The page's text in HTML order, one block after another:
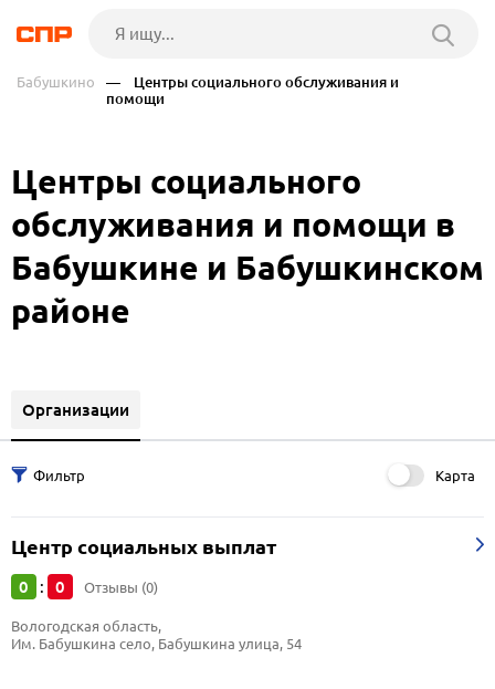
Бабушкино
— Центры социального обслуживания и
помощи
Центры социального
обслуживания и помощи в
Бабушкине и Бабушкинском
районе
Организации
Карта
Центр социальных выплат
0 : 0 Отзывы (0)
Вологодская область,
Им. Бабушкина село, Бабушкина улица, 54